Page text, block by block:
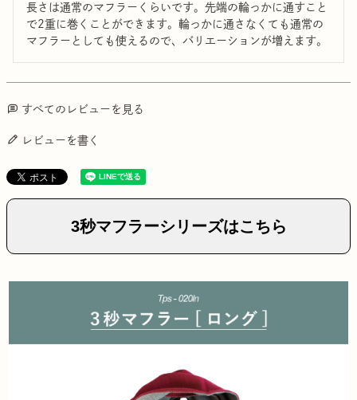
長さは通常のマフラーくらいです。先端の輪っかに通すこと
で2重に巻くことができます。輪っかに通さなくても通常の
マフラーとしても使えるので、バリエーションが増えます。
すべてのレビューを見る
レビューを書く
3秒マフラーシリーズはこちら